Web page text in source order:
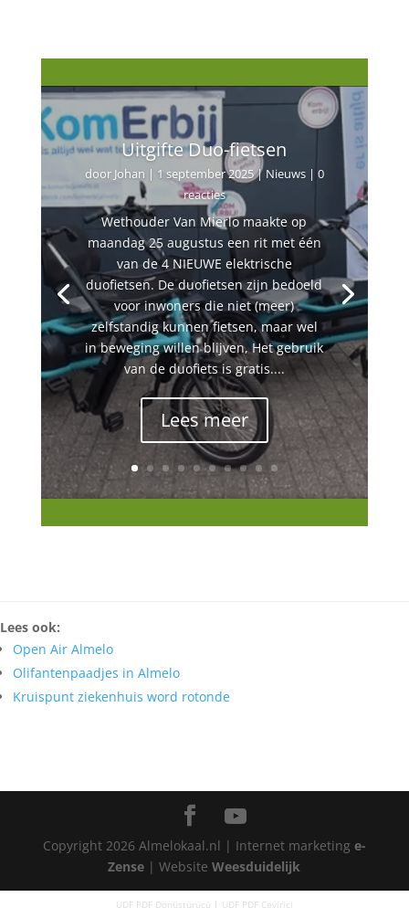
Uitgifte Duo-fietsen
door Johan | 1 september 2025| Nieuws| 0
reacties
Wethouder Van Mierlo maakte op
maandag 25 augustus een rit met één
van de 4 NIEUWE elektrische
duofietsen. De duofietsen zijn bedoeld
voor inwoners die niet (meer)
zelfstandig kunnen fietsen, maar wel
in beweging willen blijven, Het gebruik
van de duofiets is gratis....
Lees meer
Lees ook:
Open Air Almelo
Olifantenpaadjes in Almelo
Kruispunt ziekenhuis word rotonde
Copyright 2026 Almelokaal.nl | Internet marketing e-
Zense | WebsiteWeesduidelijk
UDF PDF Dönüştürücü | UDF PDF Çevirici